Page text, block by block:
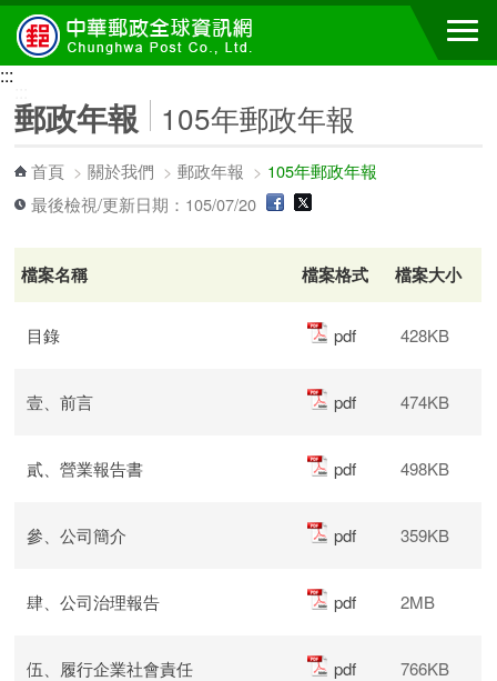
跳到主要內容區塊
:::
郵政年報 105年郵政年報
首頁 >關於我們 >郵政年報 > 105年郵政年報
最後檢視/更新日期：105/07/20
檔案名稱 檔案格式 檔案大小
目錄 pdf 428KB
壹、前言 pdf 474KB
貳、營業報告書 pdf 498KB
參、公司簡介 pdf 359KB
肆、公司治理報告 pdf 2MB
伍、履行企業社會責任 pdf 766KB